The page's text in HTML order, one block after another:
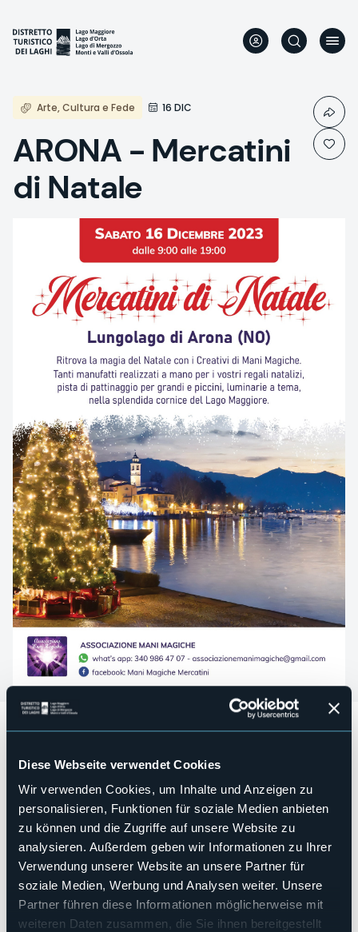
Diese Webseite verwendet Cookies
Wir verwenden Cookies, um Inhalte und Anzeigen zu
personalisieren, Funktionen für soziale Medien anbieten
zu können und die Zugriffe auf unsere Website zu
analysieren. Außerdem geben wir Informationen zu Ihrer
Verwendung unserer Website an unsere Partner für
soziale Medien, Werbung und Analysen weiter. Unsere
Partner führen diese Informationen möglicherweise mit
weiteren Daten zusammen, die Sie ihnen bereitgestellt
Inhalt
Arte, Cultura e Fede 16 DIC
ARONA - Mercatini
di Natale
Sabato 16 dicembre 2023 (giornata intera) sul
mercatino natalizio dedicato a prodotti creati
esclusivamente a mano dove potrete trovare articoli unici
e idee per i regali di Natale.
Credito fotografico di Giulia Bacchetta
Veranstaltungsmanager
Associazione Mani Magiche
Veranstaltungsort
Lungolago Nassiriya